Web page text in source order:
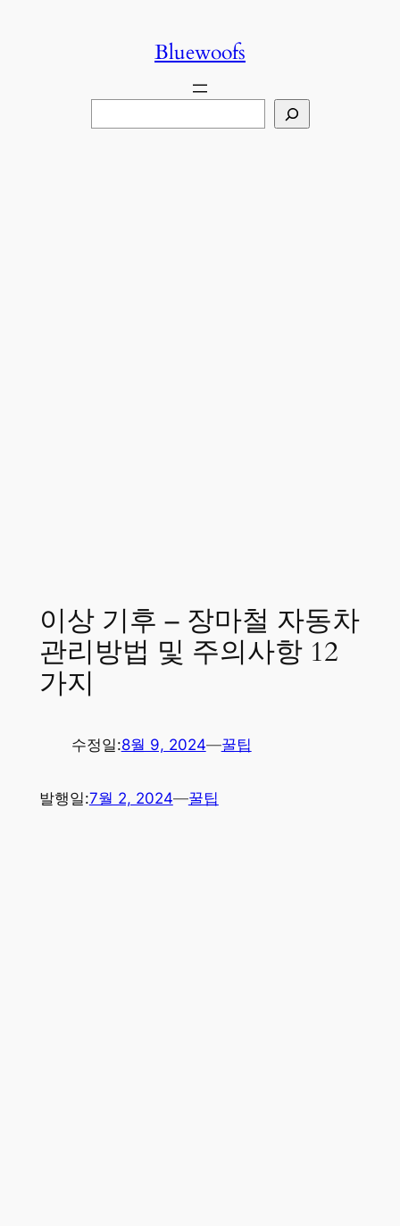
Bluewoofs
색
이상 기후 – 장마철 자동차
관리방법 및 주의사항 12
가지
수정일:8월 9, 2024—꿀팁
발행일:7월 2, 2024—꿀팁